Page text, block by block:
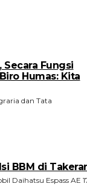
Secara Fungsi
Humas: Kita
dan Tata
BBM di
Daihatsu Espass AE